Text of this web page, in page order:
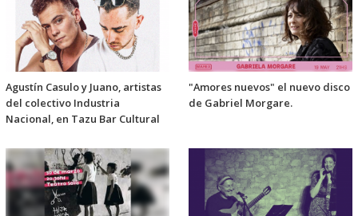
Agustín Casulo y Juano, artistas
del colectivo Industria
Nacional, en Tazu Bar Cultural
"Amores nuevos" el nuevo disco
de Gabriel Morgare.